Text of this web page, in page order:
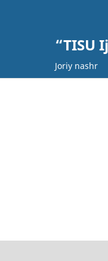
“TISU
Joriy nashr